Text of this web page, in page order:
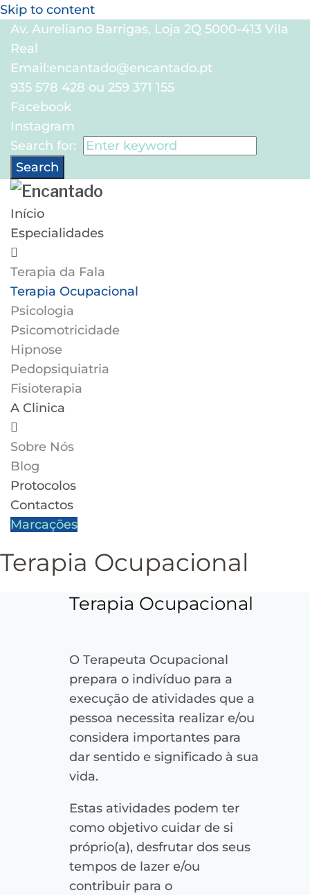
Skip to content
Av. Aureliano Barrigas, Loja 2Q 5000-413 Vila
Real
Email:encantado@encantado.pt
935 578 428 ou 259 371 155
Facebook
Instagram
Search for:
Search
Início
Especialidades
Terapia da Fala
Terapia Ocupacional
Psicologia
Psicomotricidade
Hipnose
Pedopsiquiatria
Fisioterapia
A Clinica
Sobre Nós
Blog
Protocolos
Contactos
Marcações
Terapia Ocupacional
Terapia Ocupacional
O Terapeuta Ocupacional
prepara o indivíduo para a
execução de atividades que a
pessoa necessita realizar e/ou
considera importantes para
dar sentido e significado à sua
vida.
Estas atividades podem ter
como objetivo cuidar de si
próprio(a), desfrutar dos seus
tempos de lazer e/ou
contribuir para o